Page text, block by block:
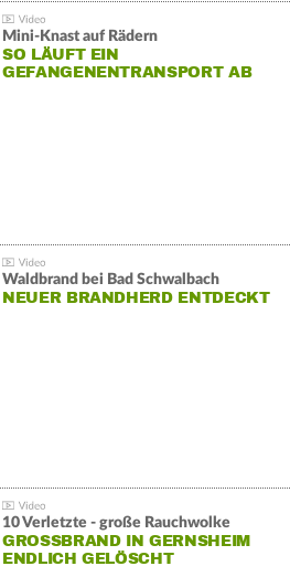
Mini-Knast auf Rädern
SO LÄUFT EIN
GEFANGENENTRANSPORT AB
Waldbrand bei Bad Schwalbach
NEUER BRANDHERD ENTDECKT
10 Verletzte - große Rauchwolke
GROSSBRAND IN GERNSHEIM E
NDLICH GELÖSCHT